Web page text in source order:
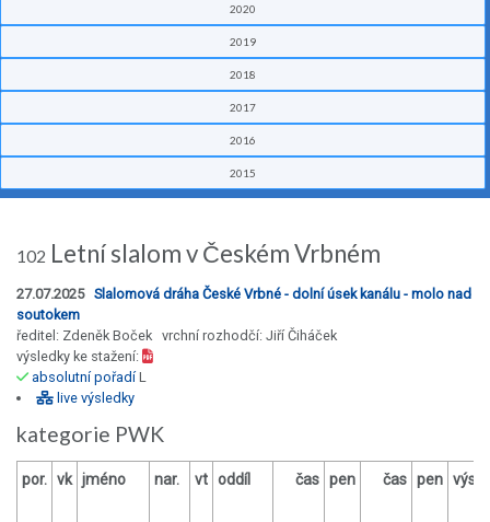
2020
2019
2018
2017
2016
2015
102 Letní slalom v Českém Vrbném
27.07.2025 Slalomová dráha České Vrbné - dolní úsek kanálu - molo nad
soutokem
ředitel: Zdeněk Boček vrchní rozhodčí: Jiří Čiháček
výsledky ke stažení:
absolutní pořadíL
live výsledky
kategorie PWK
por. vk jméno nar. vt oddíl čas pen čas pen